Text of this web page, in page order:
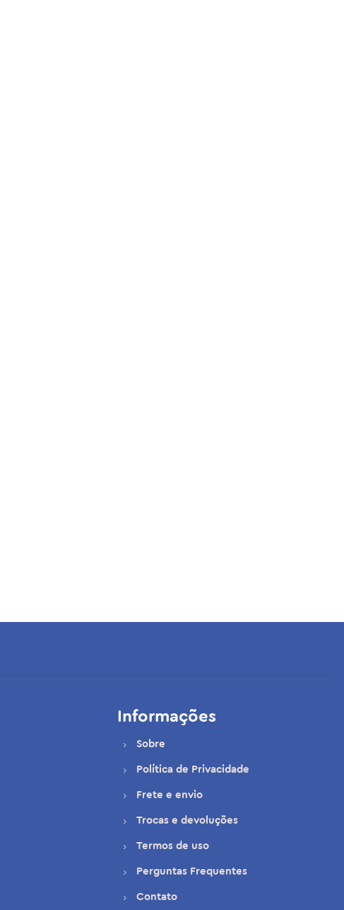
Informações
Sobre
Política de Privacidade
Frete e envio
Trocas e devoluções
Termos de uso
Perguntas Frequentes
Contato